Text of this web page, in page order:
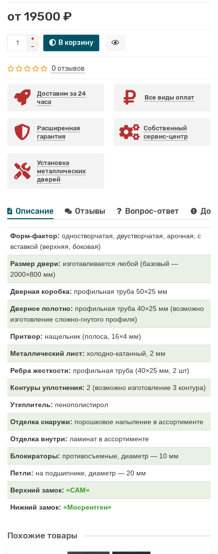
от 19500 ₽
В корзину
0 отзывов
Доставим за 24
часа
Все виды оплат
Расширенная
гарантия
Собственный
сервис-центр
Установка
металлических
дверей
Описание Отзывы Вопрос-ответ
Форм-фактор: одностворчатая, двустворчатая, арочная, с
вставкой (верхняя, боковая)
Размер двери: изготавливается любой (базовый —
2000×800 мм)
Дверная коробка: профильная труба 50×25 мм
Дверное полотно: профильная труба 40×25 мм (возможно
изготовление сложно-гнутого профиля)
Притвор: нащельник (полоса, 16×4 мм)
Металлический лист: холодно-катанный, 2 мм
Ребра жесткости: профильная труба (40×25 мм, 2 шт)
Контуры уплотнения: 2 (возможно изготовление 3 контура)
Утеплитель: пенополистирол
Отделка снаружи: порошковое напыление в ассортименте
Отделка внутри: ламинат в ассортименте
Блокираторы: противосъемные, диаметр — 10 мм
Петли: на подшипнике, диаметр — 20 мм
Верхний замок: «САМ»
Нижний замок: «Мосрентген»
Похожие товары